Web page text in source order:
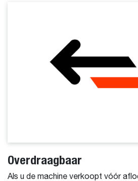
Overdraagbaar
Als u de machine verkoopt vóór